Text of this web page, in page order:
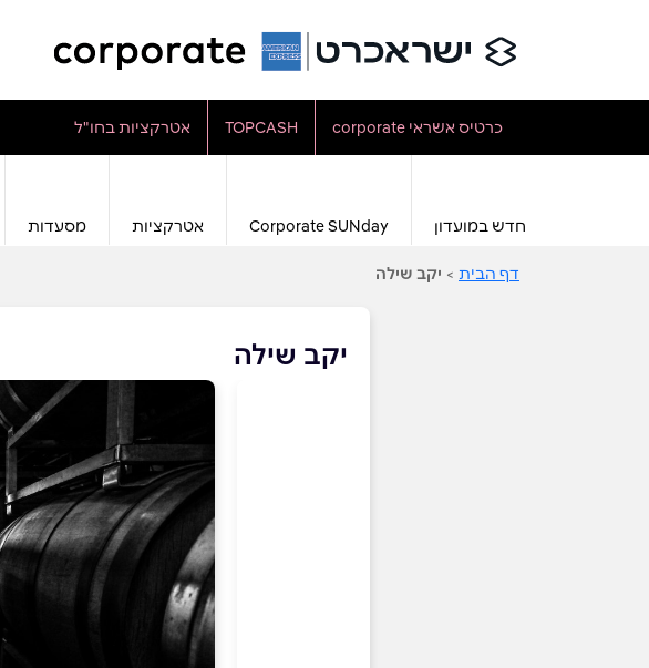
כרטיס אשראי corporate TOPCASH אטרקציות בחו"ל
חדש במועדון Corporate SUNday אטרקציות מסעדות
דף הבית > יקב שילה
יקב שילה